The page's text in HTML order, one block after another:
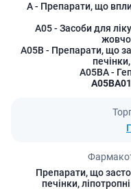
A- Препарати, що
A05- Засоби для
A05B - Препарати, що
A05BA-
A05BA01
Препарати, що
печінки,